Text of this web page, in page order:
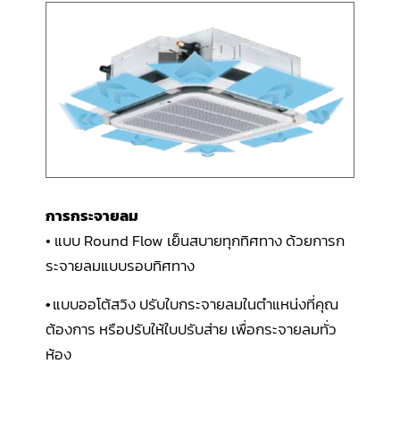
การกระจายลม
• แบบ Round Flow เย็นสบายทุกทิศทาง ด้วยการก
ระจายลมแบบรอบทิศทาง
•แบบออโต้สวิง ปรับใบกระจายลมในตำแหน่งที่คุณ
ต้องการ หรือปรับให้ใบปรับส่าย เพื่อกระจายลมทั่ว
ห้อง